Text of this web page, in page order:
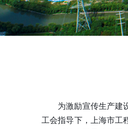
为激励宣传生产建
工会指导下，上海市工